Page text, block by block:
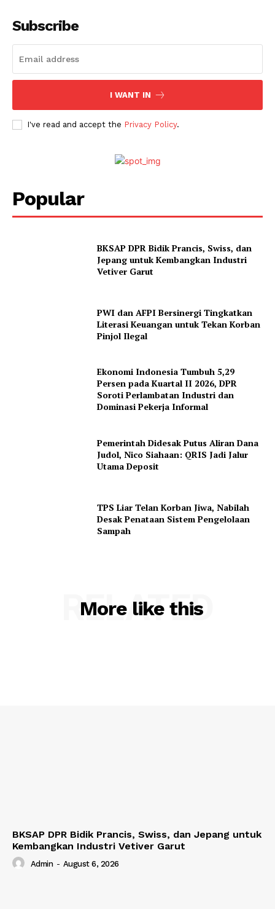
Subscribe
I WANT IN
I've read and accept the Privacy Policy.
Popular
BKSAP DPR Bidik Prancis, Swiss, dan
Jepang untuk Kembangkan Industri
Vetiver Garut
PWI dan AFPI Bersinergi Tingkatkan
Literasi Keuangan untuk Tekan Korban
Pinjol Ilegal
Ekonomi Indonesia Tumbuh 5,29
Persen pada Kuartal II 2026, DPR
Soroti Perlambatan Industri dan
Dominasi Pekerja Informal
Pemerintah Didesak Putus Aliran Dana
Judol, Nico Siahaan: QRIS Jadi Jalur
Utama Deposit
TPS Liar Telan Korban Jiwa, Nabilah
Desak Penataan Sistem Pengelolaan
Sampah
More like this
RELATED
BKSAP DPR Bidik Prancis, Swiss, dan Jepang untuk
Kembangkan Industri Vetiver Garut
Admin - August 6, 2026